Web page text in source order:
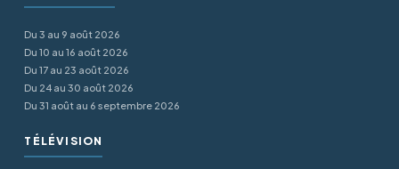
Du 3 au 9 août 2026
Du 10 au 16 août 2026
Du 17 au 23 août 2026
Du 24 au 30 août 2026
Du 31 août au 6 septembre 2026
TÉLÉVISION